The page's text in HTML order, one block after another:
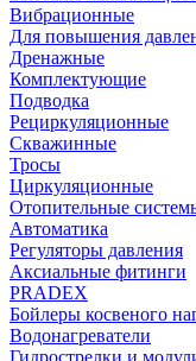
Вибрационные
Для повышения
Дренажные
Комплектующие
Подводка
Рециркуляционные
Скважинные
Тросы
Циркуляционные
Отопительные
Автоматика
Регуляторы давления
Аксиальные фитинги
PRADEX
Бойлеры косвеного
Водонагреватели
Гидрострелки и